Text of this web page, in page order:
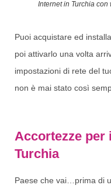
Internet in Turchia con
Puoi acquistare ed
poi attivarlo una volta
impostazioni di rete del
non è mai stato così
Accortezze per
Turchia
Paese che vai…prima di